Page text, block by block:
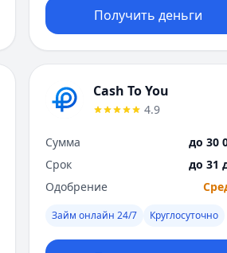
Получить деньги
Cash To You
4.9
Сумма
до 30
Срок
до 31
Одобрение
Займ онлайн 24/7 Круглосуточно